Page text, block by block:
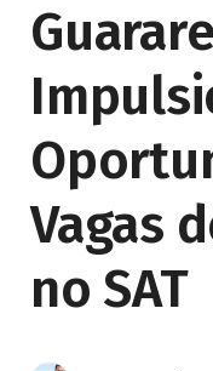
Vagas
no SAT